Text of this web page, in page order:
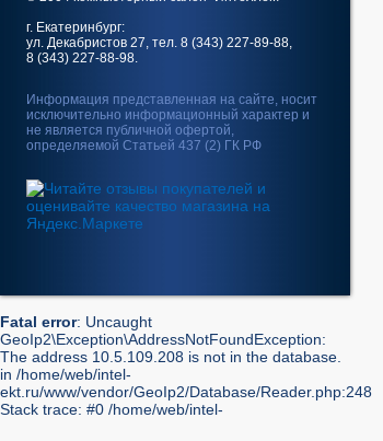
г. Екатеринбург:
ул. Декабристов 27, тел. 8 (343) 227-89-88,
8 (343) 227-88-98.
Информация представленная на сайте, носит
исключительно информационный характер и
не является публичной офертой,
определяемой Статьей 437 (2) ГК РФ
Fatal error: Uncaught
GeoIp2\Exception\AddressNotFoundException:
The address 10.5.109.208 is not in the database.
in /home/web/intel-
ekt.ru/www/vendor/GeoIp2/Database/Reader.php:248
Stack trace: #0 /home/web/intel-